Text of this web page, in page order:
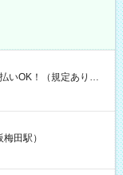
ンビニATMから 日払
田駅）